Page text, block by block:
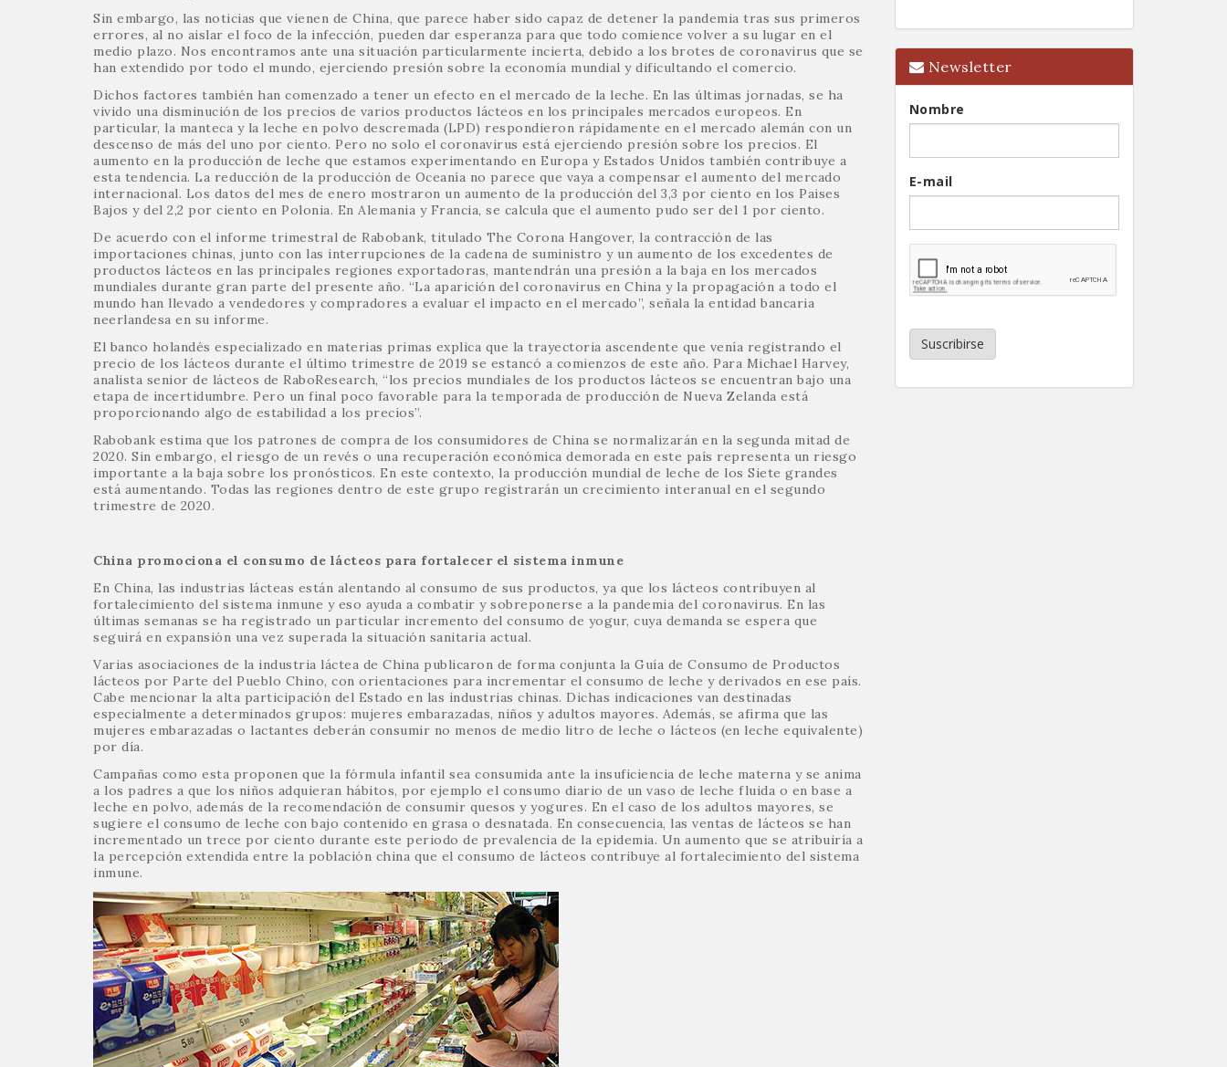
Sin embargo, las noticias que vienen de China, que parece haber sido capaz de detener la pandemia tras sus primeros
errores, al no aislar el foco de la infección, pueden dar esperanza para que todo comience volver a su lugar en el
medio plazo. Nos encontramos ante una situación particularmente incierta, debido a los brotes de coronavirus que se
han extendido por todo el mundo, ejerciendo presión sobre la economía mundial y dificultando el comercio.
Dichos factores también han comenzado a tener un efecto en el mercado de la leche. En las últimas jornadas, se ha
vivido una disminución de los precios de varios productos lácteos en los principales mercados europeos. En
particular, la manteca y la leche en polvo descremada (LPD) respondieron rápidamente en el mercado alemán con un
descenso de más del uno por ciento. Pero no solo el coronavirus está ejerciendo presión sobre los precios. El
aumento en la producción de leche que estamos experimentando en Europa y Estados Unidos también contribuye a
esta tendencia. La reducción de la producción de Oceanía no parece que vaya a compensar el aumento del mercado
internacional. Los datos del mes de enero mostraron un aumento de la producción del 3,3 por ciento en los Paises
Bajos y del 2,2 por ciento en Polonia. En Alemania y Francia, se calcula que el aumento pudo ser del 1 por ciento.
De acuerdo con el informe trimestral de Rabobank, titulado The Corona Hangover, la contracción de las
importaciones chinas, junto con las interrupciones de la cadena de suministro y un aumento de los excedentes de
productos lácteos en las principales regiones exportadoras, mantendrán una presión a la baja en los mercados
mundiales durante gran parte del presente año. “La aparición del coronavirus en China y la propagación a todo el
mundo han llevado a vendedores y compradores a evaluar el impacto en el mercado”, señala la entidad bancaria
neerlandesa en su informe.
El banco holandés especializado en materias primas explica que la trayectoria ascendente que venía registrando el
precio de los lácteos durante el último trimestre de 2019 se estancó a comienzos de este año. Para Michael Harvey,
analista senior de lácteos de RaboResearch, “los precios mundiales de los productos lácteos se encuentran bajo una
etapa de incertidumbre. Pero un final poco favorable para la temporada de producción de Nueva Zelanda está
proporcionando algo de estabilidad a los precios”.
Rabobank estima que los patrones de compra de los consumidores de China se normalizarán en la segunda mitad de
2020. Sin embargo, el riesgo de un revés o una recuperación económica demorada en este país representa un riesgo
importante a la baja sobre los pronósticos. En este contexto, la producción mundial de leche de los Siete grandes
está aumentando. Todas las regiones dentro de este grupo registrarán un crecimiento interanual en el segundo
trimestre de 2020.
China promociona el consumo de lácteos para fortalecer el sistema inmune
En China, las industrias lácteas están alentando al consumo de sus productos, ya que los lácteos contribuyen al
fortalecimiento del sistema inmune y eso ayuda a combatir y sobreponerse a la pandemia del coronavirus. En las
últimas semanas se ha registrado un particular incremento del consumo de yogur, cuya demanda se espera que
seguirá en expansión una vez superada la situación sanitaria actual.
Varias asociaciones de la industria láctea de China publicaron de forma conjunta la Guía de Consumo de Productos
lácteos por Parte del Pueblo Chino, con orientaciones para incrementar el consumo de leche y derivados en ese país.
Cabe mencionar la alta participación del Estado en las industrias chinas. Dichas indicaciones van destinadas
especialmente a determinados grupos: mujeres embarazadas, niños y adultos mayores. Además, se afirma que las
mujeres embarazadas o lactantes deberán consumir no menos de medio litro de leche o lácteos (en leche equivalente)
por día.
Campañas como esta proponen que la fórmula infantil sea consumida ante la insuficiencia de leche materna y se anima
a los padres a que los niños adquieran hábitos, por ejemplo el consumo diario de un vaso de leche fluida o en base a
leche en polvo, además de la recomendación de consumir quesos y yogures. En el caso de los adultos mayores, se
sugiere el consumo de leche con bajo contenido en grasa o desnatada. En consecuencia, las ventas de lácteos se han
incrementado un trece por ciento durante este periodo de prevalencia de la epidemia. Un aumento que se atribuiría a
la percepción extendida entre la población china que el consumo de lácteos contribuye al fortalecimiento del sistema
inmune.
Newsletter
Nombre
E-mail
Suscribirse